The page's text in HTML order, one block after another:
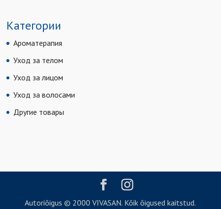
Категории
Ароматерапия
Уход за телом
Уход за лицом
Уход за волосами
Другие товары
Autoriõigus © 2000 VIVASAN. Kõik õigused kaitstud.